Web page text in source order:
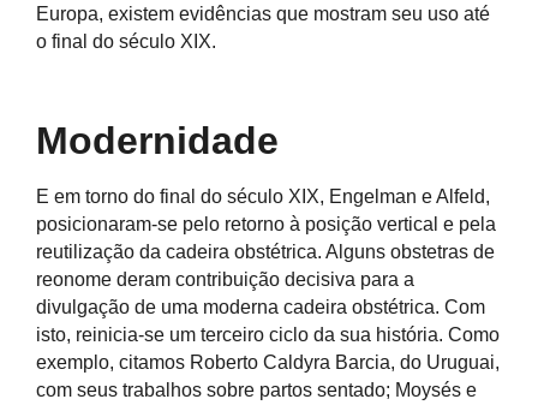
Europa, existem evidências que mostram seu uso até
o final do século XIX.
Modernidade
E em torno do final do século XIX, Engelman e Alfeld,
posicionaram-se pelo retorno à posição vertical e pela
reutilização da cadeira obstétrica. Alguns obstetras de
reonome deram contribuição decisiva para a
divulgação de uma moderna cadeira obstétrica. Com
isto, reinicia-se um terceiro ciclo da sua história. Como
exemplo, citamos Roberto Caldyra Barcia, do Uruguai,
com seus trabalhos sobre partos sentado; Moysés e